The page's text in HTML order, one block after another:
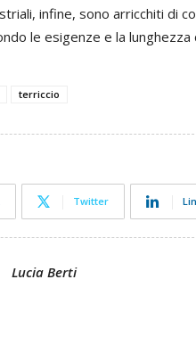
infine, sono arricchiti di
le esigenze e la lunghezza
terriccio
Twitter
Lucia Berti